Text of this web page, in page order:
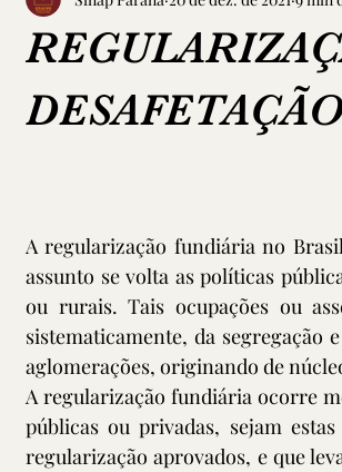
A regularização fundiária no
assunto se volta as políticas
ou rurais. Tais ocupações ou
sistematicamente, da segregação
aglomerações, originando de
A regularização fundiária ocorre
públicas ou privadas, sejam
regularização aprovados, e que